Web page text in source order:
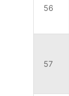
56
57